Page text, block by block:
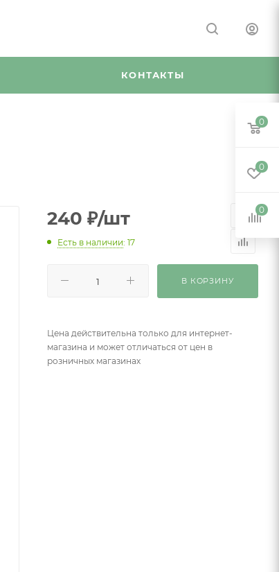
КОНТАКТЫ
240 ₽/шт
Есть в наличии: 17
В КОРЗИНУ
Цена действительна только для интернет-
магазина и может отличаться от цен в
розничных магазинах
0
0
0